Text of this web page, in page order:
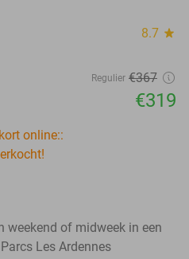
8.7 star
Regulier €367
€319
online::
weekend of midweek in een
Les Ardennes